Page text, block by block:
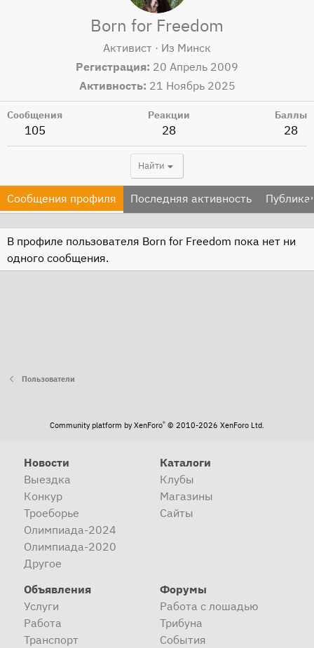
Born for Freedom
Активист · Из Минск
Регистрация 20 Апрель 2009
Активность 21 Ноябрь 2025
Сообщения
105
Реакции
28
Баллы
28
Найти
Сообщения профиля Последняя активность
В профиле пользователя Born for Freedom пока нет ни
одного сообщения.
Пользователи
Community platform by XenForo® © 2010-2026 XenForo Ltd.
Новости
Выездка
Конкур
Троеборье
Олимпиада-2024
Олимпиада-2020
Другое
Каталоги
Клубы
Магазины
Сайты
Объявления
Услуги
Работа
Транспорт
Форумы
Работа с лошадью
Трибуна
События